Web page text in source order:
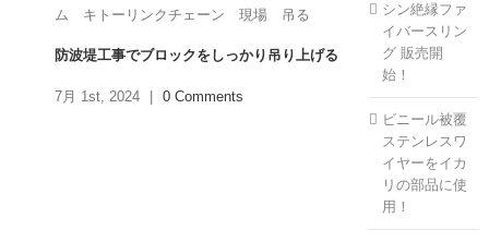
防波堤工事でブロックをしっかり吊り上げる
7月 1st, 2024 | 0 Comments
シン絶縁ファ
イバースリン
グ 販売開
始！
ビニール被覆
ステンレスワ
イヤーをイカ
リの部品に使
用！